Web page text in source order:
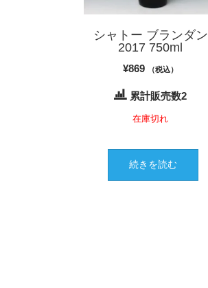
シャトー ブランダン
2017 750ml
¥869 （税込）
累計販売数2
在庫切れ
続きを読む